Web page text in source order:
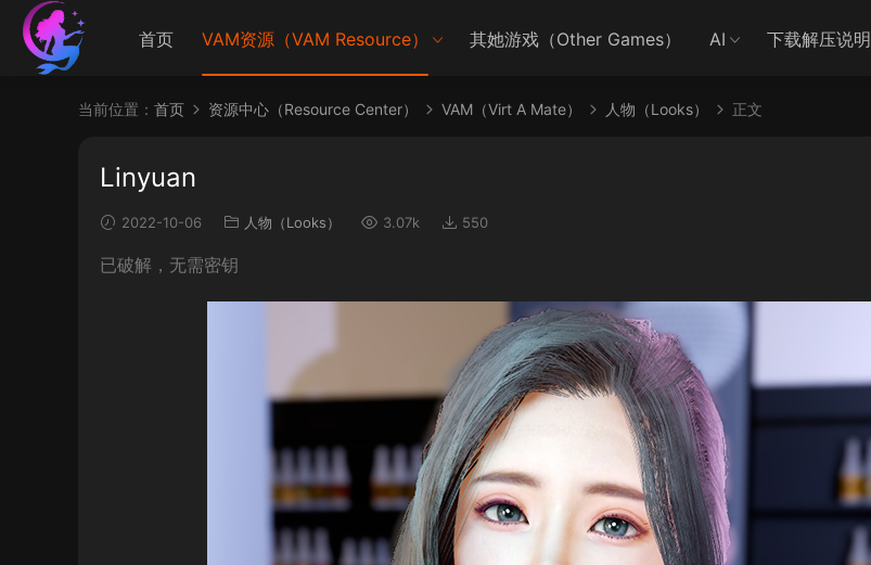
首页 VAM资源（VAM Resource） 其她游戏（Other Games） AI 下载解压说明
当前位置： 首页 资源中心（Resource Center） VAM（Virt A Mate） 人物（Looks） 正文
Linyuan
2022-10-06 人物（Looks） 3.07k 550
已破解，无需密钥